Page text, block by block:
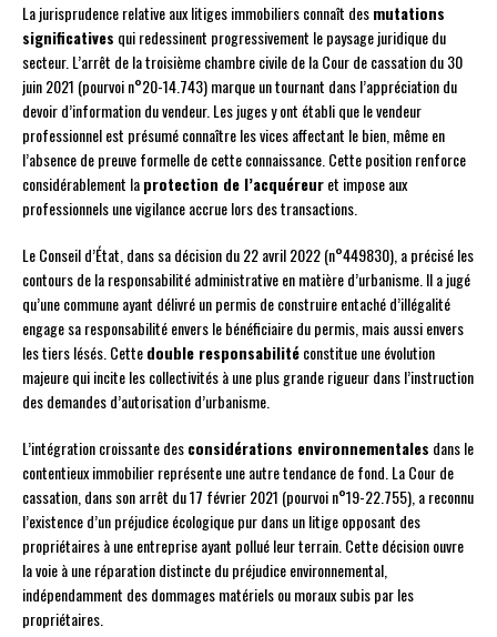
La jurisprudence relative aux litiges immobiliers connaît desmutations
significatives qui redessinent progressivement le paysage juridique du
secteur. L’arrêt de la troisième chambre civile de la Cour de cassation du 30
juin 2021 (pourvoi n°20-14.743) marque un tournant dans l’appréciation du
devoir d’information du vendeur. Les juges y ont établi que le vendeur
professionnel est présumé connaître les vices affectant le bien, même en
l’absence de preuve formelle de cette connaissance. Cette position renforce
considérablement laprotection de l’acquéreuret impose aux
professionnels une vigilance accrue lors des transactions.
Le Conseil d’État, dans sa décision du 22 avril 2022 (n°449830), a précisé les
contours de la responsabilité administrative en matière d’urbanisme. Il a jugé
qu’une commune ayant délivré un permis de construire entaché d’illégalité
engage sa responsabilité envers le bénéficiaire du permis, mais aussi envers
les tiers lésés. Cettedouble responsabilitéconstitue une évolution
majeure qui incite les collectivités à une plus grande rigueur dans l’instruction
des demandes d’autorisation d’urbanisme.
L’intégration croissante desconsidérations environnementales dans le
contentieux immobilier représente une autre tendance de fond. La Cour de
cassation, dans son arrêt du 17 février 2021 (pourvoi n°19-22.755), a reconnu
l’existence d’un préjudice écologique pur dans un litige opposant des
propriétaires à une entreprise ayant pollué leur terrain. Cette décision ouvre
la voie à une réparation distincte du préjudice environnemental,
indépendamment des dommages matériels ou moraux subis par les
propriétaires.